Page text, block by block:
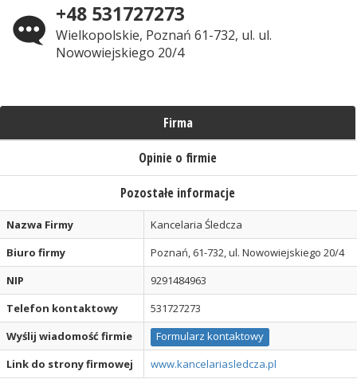
+48 531727273
Wielkopolskie, Poznań 61-732, ul. ul.
Nowowiejskiego 20/4
Firma
Opinie o firmie
Pozostałe informacje
Nazwa Firmy
Kancelaria Śledcza
Biuro firmy
Poznań, 61-732, ul. Nowowiejskiego 20/4
NIP
9291484963
Telefon kontaktowy
531727273
Wyślij wiadomość firmie
Formularz kontaktowy
Link do strony firmowej
www.kancelariasledcza.pl